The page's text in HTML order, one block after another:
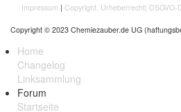
Impressum | Copyright, Urheberrecht| DSGVO-
Copyright © 2023 Chemiezauber.de UG
Home
Changelog
Linksammlung
Forum
Startseite